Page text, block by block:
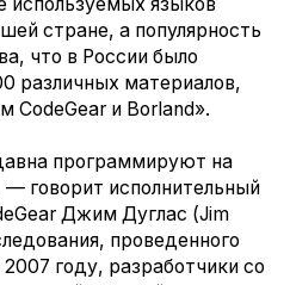
стране, а популярность
что в России было
различных материалов,
CodeGear и Borland».
программируют на
говорит исполнительный
Джим Дуглас (Jim
проведенного
году, разработчики со